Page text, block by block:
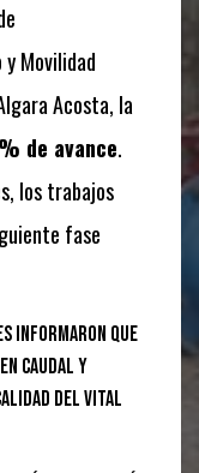
Movilidad
Acosta, la
de avance.
los trabajos
fase
informaron que
caudal y
del vital